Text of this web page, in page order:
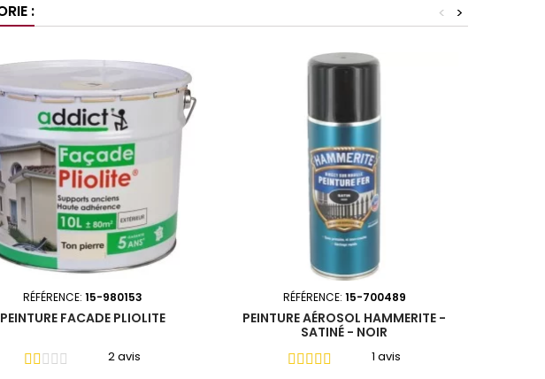
: >
<
RÉFÉRENCE: 15-980153
PEINTURE FACADE PLIOLITE
2 avis
RÉFÉRENCE: 15-700489
PEINTURE AÉROSOL HAMMERITE -
SATINÉ - NOIR
1 avis